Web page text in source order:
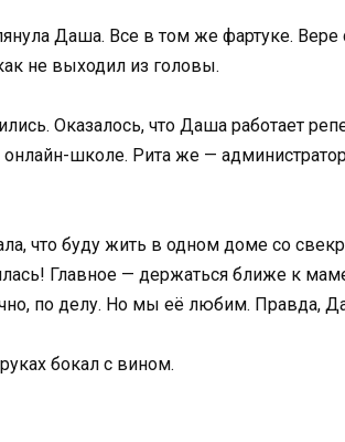
Даша. Все в том же фартуке. Вере
не выходил из головы.
Оказалось, что Даша работает
школе. Рита же —
что буду жить в одном доме со
Главное — держаться ближе к
по делу. Но мы её любим. Правда,
бокал с вином.